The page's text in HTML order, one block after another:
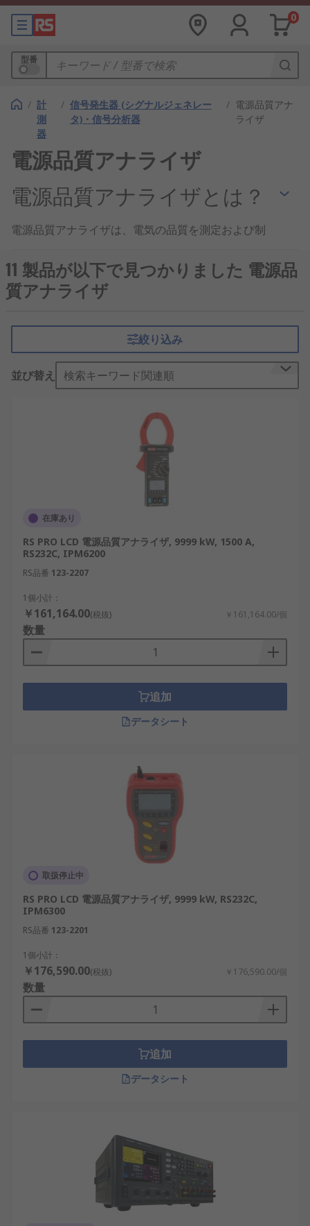
0
型番
/ 計
測
器
/ 信号発生器 (シグナルジェネレー
タ)・信号分析器
/ 電源品質アナ
ライザ
電源品質アナライザ
電源品質アナライザとは？
電源品質アナライザは、電気の品質を測定および制
な電気信号を測定することができ、直流、交流、AC
電圧、DC電圧、高調波などに対応することができま
す。電源品質アナライザを使用することで、データ
ウェアの損傷などの問題発生の可能性を事前に予測
電源品質アナライザの種類
：ポータブル、ハンドヘルド、ベン
：主電源、バッテリー駆動
インターフェースタイプ：イーサネット、
、RS232、GPIB
ディスプレイタイプ
電源品質アナライザの用途
電源品質アナライザは、エネルギー性能を監視し、
電気機器の損傷や故障のリスクを最小化するために
使用されます。
11 製品が以下で見つかりました 電源品
質アナライザ
絞り込み
並び替え 検索キーワード関連順
在庫あり
RS PRO LCD 電源品質アナライザ, 9999 kW, 1500 A,
RS232C, IPM6200
RS品番 123-2207
1個小計：
￥161,164.00(税抜) ￥161,164.00/個
数量
追加
データシート
取扱停止中
RS PRO LCD 電源品質アナライザ, 9999 kW, RS232C,
IPM6300
RS品番 123-2201
1個小計：
￥176,590.00(税抜) ￥176,590.00/個
数量
追加
データシート